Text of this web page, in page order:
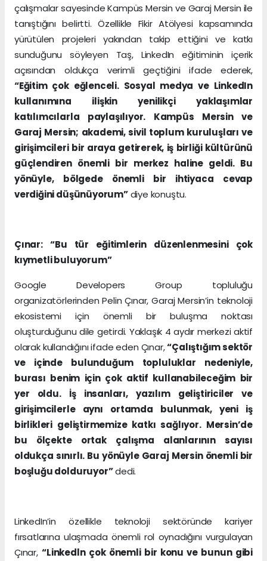
çalışmalar sayesinde Kampüs Mersin ve Garaj Mersin ile
tanıştığını belirtti. Özellikle Fikir Atölyesi kapsamında
yürütülen projeleri yakından takip ettiğini ve katkı
sunduğunu söyleyen Taş, LinkedIn eğitiminin içerik
açısından oldukça verimli geçtiğini ifade ederek,
“Eğitim çok eğlenceli. Sosyal medya ve LinkedIn
kullanımına ilişkin yenilikçi yaklaşımlar
katılımcılarla paylaşılıyor. Kampüs Mersin ve
Garaj Mersin; akademi, sivil toplum kuruluşları ve
girişimcileri bir araya getirerek, iş birliği kültürünü
güçlendiren önemli bir merkez haline geldi. Bu
yönüyle, bölgede önemli bir ihtiyaca cevap
verdiğini düşünüyorum”diye konuştu.
Çınar: “Bu tür eğitimlerin düzenlenmesini çok
kıymetli buluyorum”
Google Developers Group topluluğu
organizatörlerinden Pelin Çınar, Garaj Mersin’in teknoloji
ekosistemi için önemli bir buluşma noktası
oluşturduğunu dile getirdi. Yaklaşık 4 aydır merkezi aktif
olarak kullandığını ifade eden Çınar,“Çalıştığım sektör
ve içinde bulunduğum topluluklar nedeniyle,
burası benim için çok aktif kullanabileceğim bir
yer oldu. İş insanları, yazılım geliştiriciler ve
girişimcilerle aynı ortamda bulunmak, yeni iş
birlikleri geliştirmemize katkı sağlıyor. Mersin’de
bu ölçekte ortak çalışma alanlarının sayısı
oldukça sınırlı. Bu yönüyle Garaj Mersin önemli bir
boşluğu dolduruyor”dedi.
LinkedIn’in özellikle teknoloji sektöründe kariyer
fırsatlarına ulaşmada önemli rol oynadığını vurgulayan
Çınar,“Linkedln çok önemli bir konu ve bunun gibi